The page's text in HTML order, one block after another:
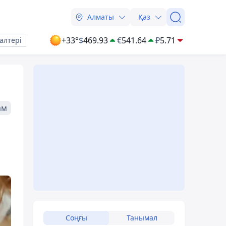
Алматы Қаз
+33°$469.93 €541.64 ₽5.71
Соңғы Танымал